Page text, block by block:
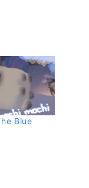
Blue